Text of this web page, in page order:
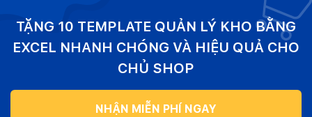
TẶNG 10 TEMPLATE QUẢN LÝ KHO BẰNG
EXCEL NHANH CHÓNG VÀ HIỆU QUẢ CHO
CHỦ SHOP
NHẬN MIỄN PHÍ NGAY